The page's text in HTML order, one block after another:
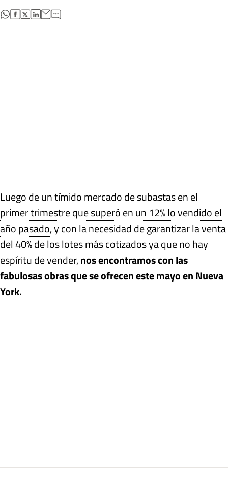
abre en nueva pestaña
abre en nueva pestaña
abre en nueva pestaña
abre en nueva pestaña
Luego de un tímido mercado de subastas en el
primer trimestre que superó en un 12% lo vendido el
año pasado, y con la necesidad de garantizar la venta
del 40% de los lotes más cotizados ya que no hay
espíritu de vender,nos encontramos con las
fabulosas obras que se ofrecen este mayo en Nueva
York.